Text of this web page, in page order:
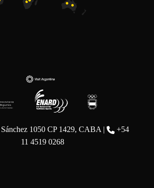
1050 CP 1429, CABA |
+54
11 4519 0268